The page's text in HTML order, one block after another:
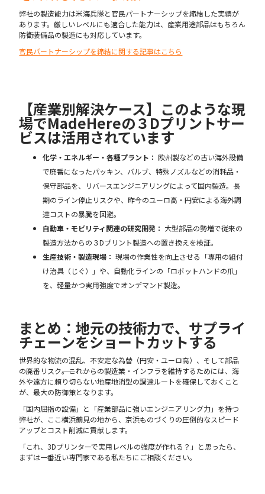
弊社の製造能力は米海兵隊と官民パートナーシップを締結した実績が
あります。厳しいレベルにも適合した能力は、産業用途部品はもちろん
防衛装備品の製造にも対応しています。
官民パートナーシップを締結に関する記事はこちら
【産業別解決ケース】このような現
場でMadeHereの３Dプリントサー
ビスは活用されています
化学・エネルギー・各種プラント： 欧州製などの古い海外設備
で廃番になったパッキン、バルブ、特殊ノズルなどの消耗品・
保守部品を、リバースエンジニアリングによって国内製造。長
期のライン停止リスクや、昨今のユーロ高・円安による海外調
達コストの暴騰を回避。
自動車・モビリティ関連の研究開発： 大型部品の勢増で従来の
製造方法からの３Dプリント製造への置き換えを検証。
生産技術・製造現場： 現場の作業性を向上させる「専用の組付
け治具（じぐ）」や、自動化ラインの「ロボットハンドの爪」
を、軽量かつ実用強度でオンデマンド製造。
まとめ：地元の技術力で、サプライ
チェーンをショートカットする
世界的な物流の混乱、不安定な為替（円安・ユーロ高）、そして部品
の廃番リスク――。これからの製造業・インフラを維持するためには、海
外や遠方に頼り切らない地産地消型の調達ルートを確保しておくこと
が、最大の防御策となります。
「国内屈指の設備」と「産業部品に強いエンジニアリング力」を持つ
弊社が、ここ横浜鶴見の地から、京浜ものづくりの圧倒的なスピード
アップとコスト削減に貢献します。
「これ、3Dプリンターで実用レベルの強度が作れる？」と思ったら、
まずは一番近い専門家である私たちにご相談ください。